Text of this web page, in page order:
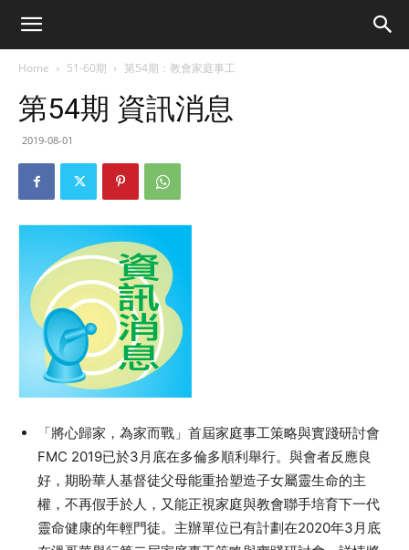
Home 51-60期 第54期：教會家庭事工
第54期 資訊消息
2019-08-01
「將心歸家，為家而戰」首屆家庭事工策略與實踐研討會
FMC 2019已於3月底在多倫多順利舉行。與會者反應良
好，期盼華人基督徒父母能重拾塑造子女屬靈生命的主
權，不再假手於人，又能正視家庭與教會聯手培育下一代
靈命健康的年輕門徒。主辦單位已有計劃在2020年3月底